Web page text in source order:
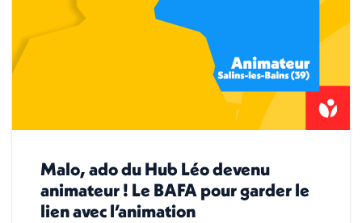
Malo, ado du Hub Léo devenu
animateur ! Le BAFA pour garder le
lien avec l’animation